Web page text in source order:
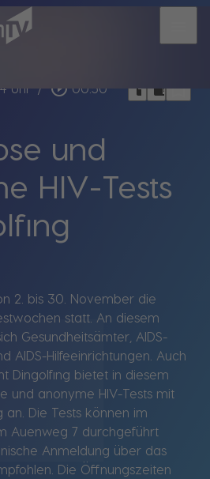
Uhr / play_circle_outline 00:50 headphoneschrome_reader_modebookmark_border
und
HIV-Tests
2. bis 30. November die
statt. An diesem
Gesundheitsämter, AIDS-
AIDS-Hilfeeinrichtungen. Auch
Dingolfing bietet in diesem
und anonyme HIV-Tests mit
Die Tests können im
Auenweg 7 durchgeführt
Anmeldung über das
Die Öffnungszeiten